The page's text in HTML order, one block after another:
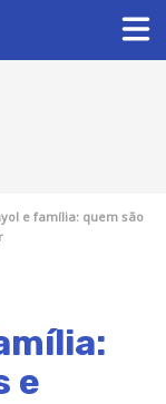
e família: quem são
e